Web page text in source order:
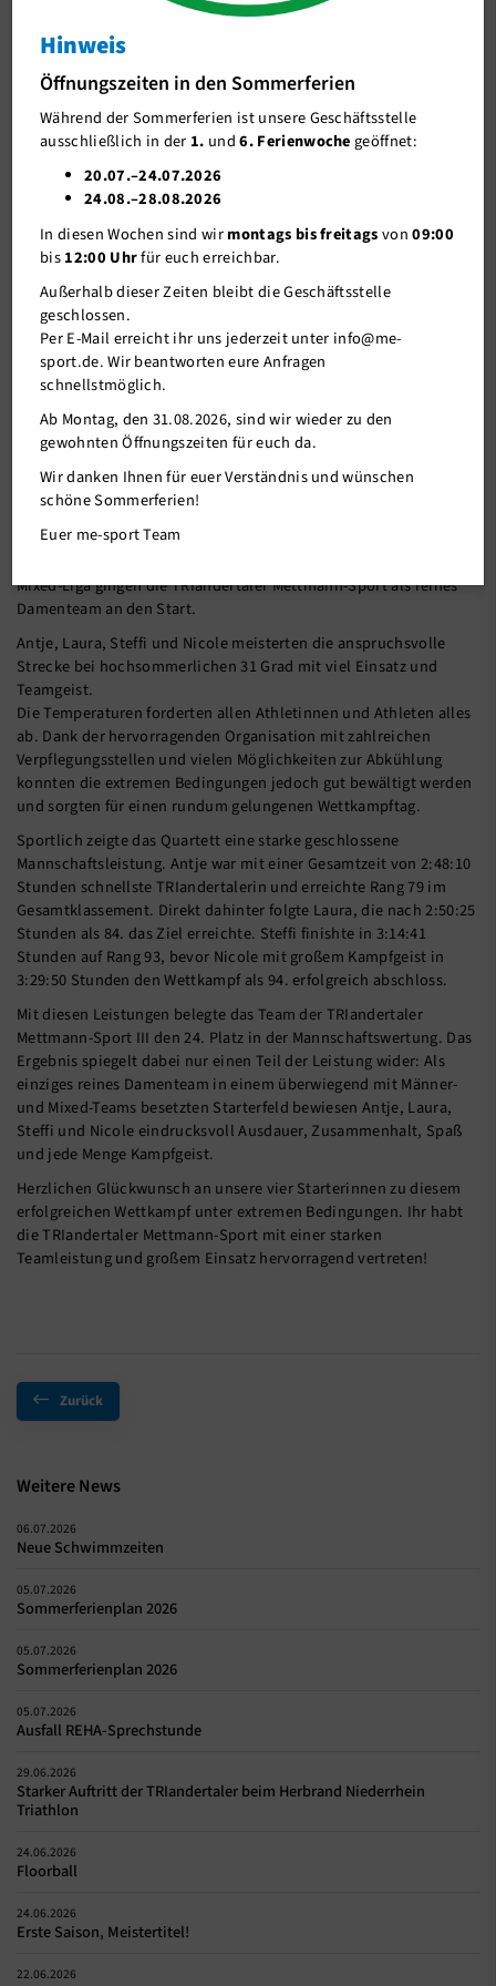
TRIandertaler-Damen trotzen der Hitze
beim Herbrand Niederrhein Triathlon
29.06.2026
Beim Herbrand Niederrhein Triathlon stellte sich unser Team in
Mixed-Liga gingen die TRIandertaler Mettmann-Sport als reines
Damenteam an den Start.
Antje, Laura, Steffi und Nicole meisterten die anspruchsvolle
Strecke bei hochsommerlichen 31 Grad mit viel Einsatz und
Teamgeist.
Die Temperaturen forderten allen Athletinnen und Athleten alles
ab. Dank der hervorragenden Organisation mit zahlreichen
Verpflegungsstellen und vielen Möglichkeiten zur Abkühlung
konnten die extremen Bedingungen jedoch gut bewältigt werden
und sorgten für einen rundum gelungenen Wettkampftag.
Sportlich zeigte das Quartett eine starke geschlossene
Mannschaftsleistung. Antje war mit einer Gesamtzeit von 2:48:10
Stunden schnellste TRIandertalerin und erreichte Rang 79 im
Gesamtklassement. Direkt dahinter folgte Laura, die nach 2:50:25
Stunden als 84. das Ziel erreichte. Steffi finishte in 3:14:41
Stunden auf Rang 93, bevor Nicole mit großem Kampfgeist in
3:29:50 Stunden den Wettkampf als 94. erfolgreich abschloss.
Mit diesen Leistungen belegte das Team der TRIandertaler
Mettmann-Sport III den 24. Platz in der Mannschaftswertung. Das
Ergebnis spiegelt dabei nur einen Teil der Leistung wider: Als
einziges reines Damenteam in einem überwiegend mit Männer-
und Mixed-Teams besetzten Starterfeld bewiesen Antje, Laura,
Steffi und Nicole eindrucksvoll Ausdauer, Zusammenhalt, Spaß
und jede Menge Kampfgeist.
Herzlichen Glückwunsch an unsere vier Starterinnen zu diesem
erfolgreichen Wettkampf unter extremen Bedingungen. Ihr habt
die TRIandertaler Mettmann-Sport mit einer starken
Teamleistung und großem Einsatz hervorragend vertreten!
Zurück
Weitere News
06.07.2026
Neue Schwimmzeiten
05.07.2026
Sommerferienplan 2026
05.07.2026
Sommerferienplan 2026
05.07.2026
Ausfall REHA-Sprechstunde
29.06.2026
Starker Auftritt der TRIandertaler beim Herbrand Niederrhein
Triathlon
24.06.2026
Floorball
24.06.2026
Erste Saison, Meistertitel!
22.06.2026
J-Team
Stellenangebote
Förderverein me-sport e.V.
Mitgliederservice
Verantwortung
Hinweis
Öffnungszeiten in den Sommerferien
Während der Sommerferien ist unsere Geschäftsstelle
ausschließlich in der 1. und6. Ferienwochegeöffnet:
20.07.–24.07.2026
24.08.–28.08.2026
In diesen Wochen sind wirmontags bis freitagsvon09:00
bis12:00 Uhrfür euch erreichbar.
Außerhalb dieser Zeiten bleibt die Geschäftsstelle
geschlossen.
Per E-Mail erreicht ihr uns jederzeit unter info@me-
sport.de. Wir beantworten eure Anfragen
schnellstmöglich.
Ab Montag, den 31.08.2026, sind wir wieder zu den
gewohnten Öffnungszeiten für euch da.
Wir danken Ihnen für euer Verständnis und wünschen
schöne Sommerferien!
Euer me-sport Team